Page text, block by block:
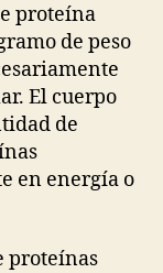
proteína
de peso
El cuerpo
de
en energía o
proteínas